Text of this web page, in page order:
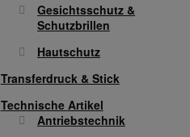
Gesichtsschutz &
Schutzbrillen
Hautschutz
Transferdruck & Stick
Technische Artikel
Antriebstechnik